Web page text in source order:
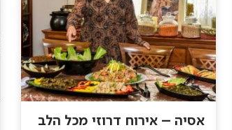
אסיה – אירוח דרוזי מכל הלב